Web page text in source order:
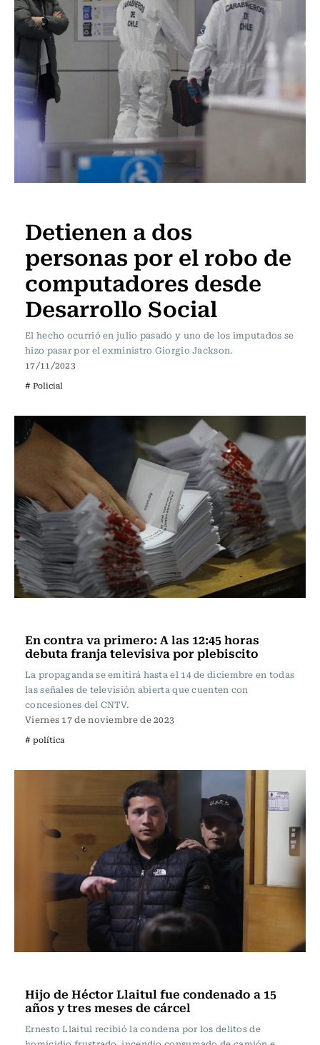
Detienen a dos
personas por el robo de
computadores desde
Desarrollo Social
El hecho ocurrió en julio pasado y uno de los imputados se
hizo pasar por el exministro Giorgio Jackson.
17/11/2023
# Policial
En contra va primero: A las 12:45 horas
debuta franja televisiva por plebiscito
La propaganda se emitirá hasta el 14 de diciembre en todas
las señales de televisión abierta que cuenten con
concesiones del CNTV.
Viernes 17 de noviembre de 2023
# política
Hijo de Héctor Llaitul fue condenado a 15
años y tres meses de cárcel
Ernesto Llaitul recibió la condena por los delitos de